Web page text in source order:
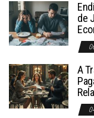
de
A